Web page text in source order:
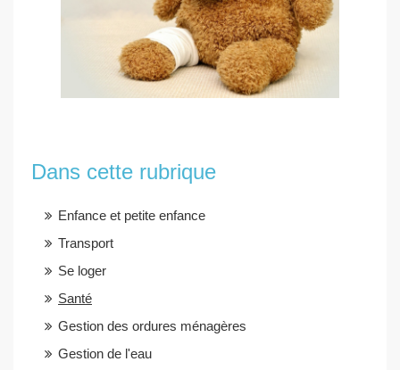
Dans cette rubrique
Enfance et petite enfance
Transport
Se loger
Santé
Gestion des ordures ménagères
Gestion de l'eau